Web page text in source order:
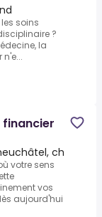
soins
?
la
ch
votre sens
vos
aujourd'hui